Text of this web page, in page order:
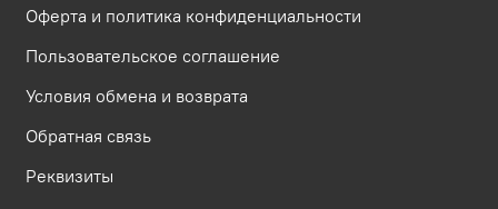
Оферта и политика конфиденциальности
Пользовательское соглашение
Условия обмена и возврата
Обратная связь
Реквизиты